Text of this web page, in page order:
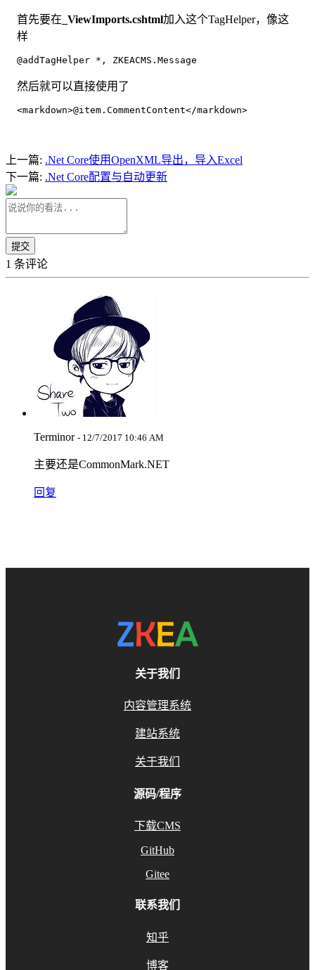
首先要在 _ViewImports.cshtml加入这个TagHelper，像这
样
@addTagHelper *, ZKEACMS.Message
然后就可以直接使用了
<markdown>@item.CommentContent</markdown>
上一篇: .Net Core使用OpenXML导出，导入Excel
下一篇: .Net Core配置与自动更新
1 条评论
Terminor - 12/7/2017 10:46 AM
主要还是CommonMark.NET
回复
关于我们
内容管理系统
建站系统
关于我们
源码/程序
下载CMS
GitHub
Gitee
联系我们
知乎
博客